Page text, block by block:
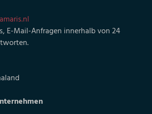
E-Mail-Anfragen innerhalb von 24